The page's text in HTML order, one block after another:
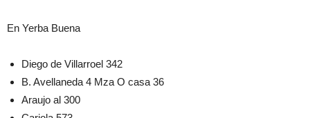
En Yerba Buena
Diego de Villarroel 342
B. Avellaneda 4 Mza O casa 36
Araujo al 300